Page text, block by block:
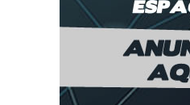
Já a pecuária leitera, que
segmento, deve registar alta
queda de 2,1% nos preços,